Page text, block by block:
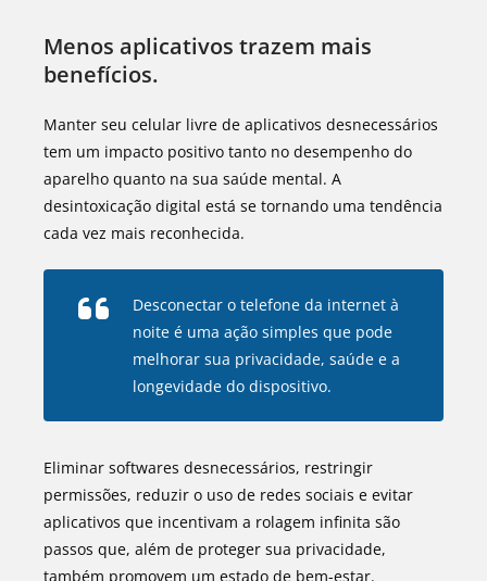
Menos aplicativos trazem mais
benefícios.
Manter seu celular livre de aplicativos desnecessários
tem um impacto positivo tanto no desempenho do
aparelho quanto na sua saúde mental. A
desintoxicação digital está se tornando uma tendência
cada vez mais reconhecida.
Desconectar o telefone da internet à
noite é uma ação simples que pode
melhorar sua privacidade, saúde e a
longevidade do dispositivo.
Eliminar softwares desnecessários, restringir
permissões, reduzir o uso de redes sociais e evitar
aplicativos que incentivam a rolagem infinita são
passos que, além de proteger sua privacidade,
também promovem um estado de bem-estar.